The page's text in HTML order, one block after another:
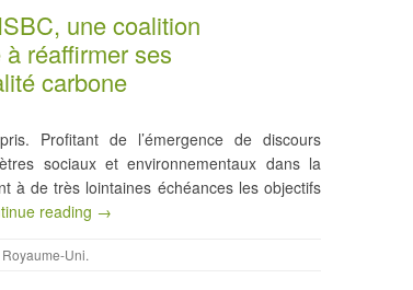
une coalition
réaffirmer ses
carbone
Profitant de l’émergence de discours
sociaux et environnementaux dans la
à de très lointaines échéances les objectifs
reading →
Royaume-Uni.